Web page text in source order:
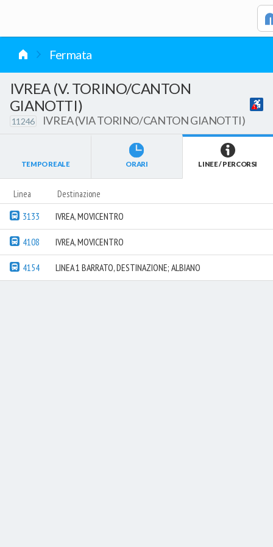
Fermata
IVREA (V. TORINO/CANTON
GIANOTTI)
11246 IVREA (VIA TORINO/CANTON GIANOTTI)
TEMPO REALE ORARI LINEE / PERCORSI
Linea Destinazione
3133 IVREA, MOVICENTRO
4108 IVREA, MOVICENTRO
4154 LINEA 1 BARRATO, DESTINAZIONE; ALBIANO